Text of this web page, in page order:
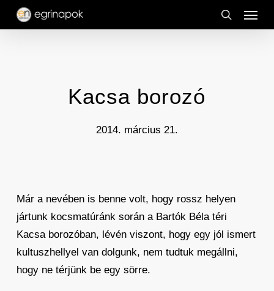
Skip
search
Menu
Kacsa borozó
2014. március 21.
Már a nevében is benne volt, hogy rossz helyen
jártunk kocsmatúránk során a Bartók Béla téri
Kacsa borozóban, lévén viszont, hogy egy jól ismert
kultuszhellyel van dolgunk, nem tudtuk megállni,
hogy ne térjünk be egy sörre.